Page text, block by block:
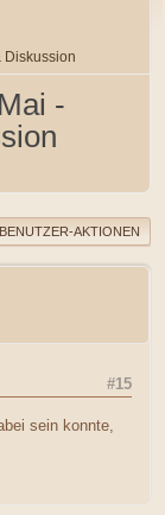
Diskussion
-
BENUTZER-AKTIONEN
#15
sein konnte,